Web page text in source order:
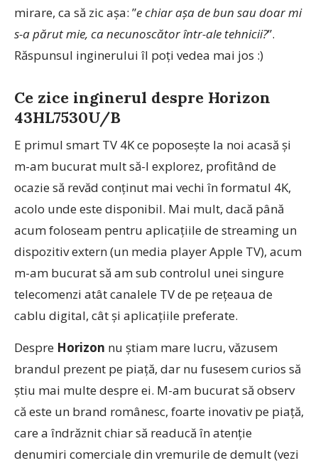
mirare, ca să zic așa: ”e chiar așa de bun sau doar mi
s-a părut mie, ca necunoscător într-ale tehnicii?”.
Răspunsul inginerului îl poți vedea mai jos :)
Ce zice inginerul despre Horizon
43HL7530U/B
E primul smart TV 4K ce poposește la noi acasă și
m-am bucurat mult să-l explorez, profitând de
ocazie să revăd conținut mai vechi în formatul 4K,
acolo unde este disponibil. Mai mult, dacă până
acum foloseam pentru aplicațiile de streaming un
dispozitiv extern (un media player Apple TV), acum
m-am bucurat să am sub controlul unei singure
telecomenzi atât canalele TV de pe rețeaua de
cablu digital, cât și aplicațiile preferate.
Despre Horizon nu știam mare lucru, văzusem
brandul prezent pe piață, dar nu fusesem curios să
știu mai multe despre ei. M-am bucurat să observ
că este un brand românesc, foarte inovativ pe piață,
care a îndrăznit chiar să readucă în atenție
denumiri comerciale din vremurile de demult (vezi